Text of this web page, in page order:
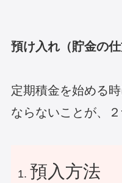
預け入れ（貯金の
定期積金を始める
ならないことが、２
預入方法